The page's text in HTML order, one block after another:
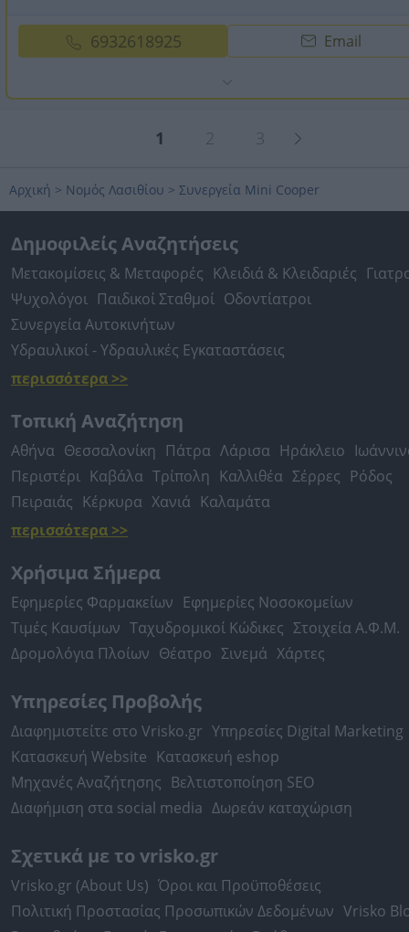
6932618925 Email
1 2 3
Αρχική > Νομός Λασιθίου > Συνεργεία Mini Cooper
Δημοφιλείς Αναζητήσεις
Μετακομίσεις & Μεταφορές Κλειδιά & Κλειδαριές
Ψυχολόγοι Παιδικοί Σταθμοί Οδοντίατροι
Συνεργεία Αυτοκινήτων
Υδραυλικοί - Υδραυλικές Εγκαταστάσεις
περισσότερα >>
Τοπική Αναζήτηση
Αθήνα Θεσσαλονίκη Πάτρα Λάρισα Ηράκλειο
Περιστέρι Καβάλα Τρίπολη Καλλιθέα Σέρρες Ρόδος
Πειραιάς Κέρκυρα Χανιά Καλαμάτα
περισσότερα >>
Χρήσιμα Σήμερα
Εφημερίες Φαρμακείων Εφημερίες Νοσοκομείων
Τιμές Καυσίμων Ταχυδρομικοί Κώδικες Στοιχεία Α.Φ.Μ.
Δρομολόγια Πλοίων Θέατρο Σινεμά Χάρτες
Υπηρεσίες Προβολής
Διαφημιστείτε στο Vrisko.gr Υπηρεσίες Digital Marketing
Κατασκευή Website Κατασκευή eshop
Μηχανές Αναζήτησης Βελτιστοποίηση SEO
Διαφήμιση στα social media Δωρεάν καταχώριση
Σχετικά με το vrisko.gr
Vrisko.gr (About Us) Όροι και Προϋποθέσεις
Πολιτική Προστασίας Προσωπικών Δεδομένων Vrisko